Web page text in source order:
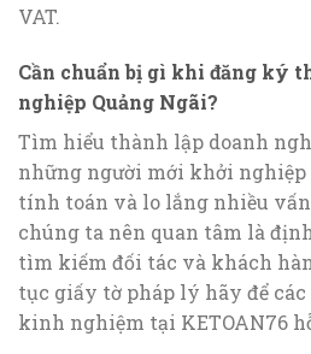
VAT.
Cần chuẩn bị gì khi đăng ký
nghiệp Quảng Ngãi?
Tìm hiểu thành lập doanh
những người mới khởi nghiệp
tính toán và lo lắng nhiều
chúng ta nên quan tâm là
tìm kiếm đối tác và khách
tục giấy tờ pháp lý hãy để
kinh nghiệm tại KETOAN76